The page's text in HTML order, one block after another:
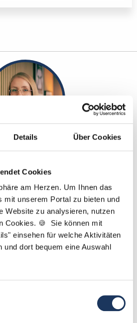
Details Über Cookies
Cookies
am Herzen. Um Ihnen das
mit unserem Portal zu bieten und
Website zu analysieren, nutzen
Cookies. 🍪 Sie können mit
einsehen für welche Aktivitäten
und dort bequem eine Auswahl
dabei, eine neue Stelle in
zu finden. Kontaktieren Sie
Fragen zu unserem Service
Stellenanfrage
42